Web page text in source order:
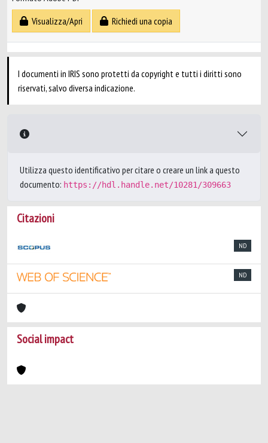
Visualizza/Apri
Richiedi una copia
I documenti in IRIS sono protetti da copyright e tutti i diritti sono
riservati, salvo diversa indicazione.
Utilizza questo identificativo per citare o creare un link a questo
documento: https://hdl.handle.net/10281/309663
Citazioni
ND
ND
Social impact